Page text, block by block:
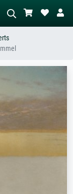
Baum.